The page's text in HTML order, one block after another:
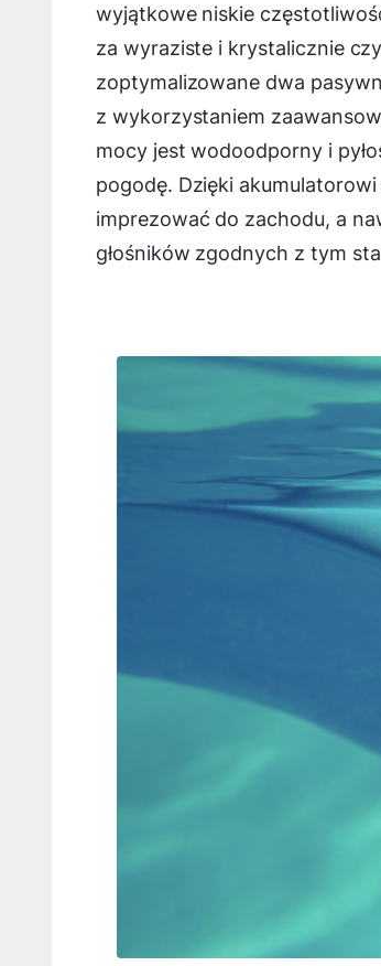
wyjątkowe niskie
za wyraziste i krystalicznie
zoptymalizowane dwa
z wykorzystaniem
mocy jest wodoodporny i
pogodę. Dzięki
imprezować do zachodu, a
głośników zgodnych z tym